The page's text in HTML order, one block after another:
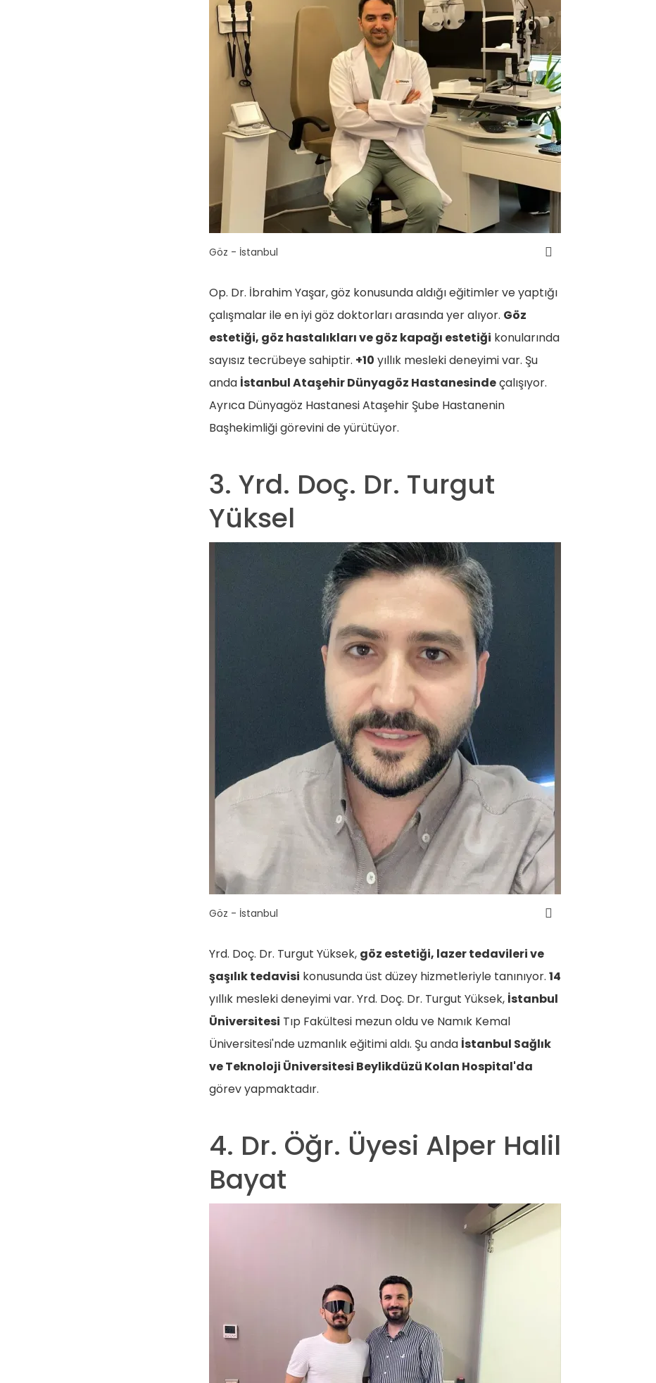
Göz - İstanbul
Op. Dr. İbrahim Yaşar, göz konusunda aldığı eğitimler ve yaptığı
çalışmalar ile en iyi göz doktorları arasında yer alıyor. Göz
estetiği, göz hastalıkları ve göz kapağı estetiği konularında
sayısız tecrübeye sahiptir. +10 yıllık mesleki deneyimi var. Şu
anda İstanbul Ataşehir Dünyagöz Hastanesindeçalışıyor.
Ayrıca Dünyagöz Hastanesi Ataşehir Şube Hastanenin
Başhekimliği görevini de yürütüyor.
3. Yrd. Doç. Dr. Turgut
Yüksel
Göz - İstanbul
Yrd. Doç. Dr. Turgut Yüksek, göz estetiği, lazer tedavileri ve
şaşılık tedavisi konusunda üst düzey hizmetleriyle tanınıyor. 14
yıllık mesleki deneyimi var. Yrd. Doç. Dr. Turgut Yüksek, İstanbul
Üniversitesi Tıp Fakültesi mezun oldu ve Namık Kemal
Üniversitesi'nde uzmanlık eğitimi aldı. Şu anda İstanbul Sağlık
ve Teknoloji Üniversitesi Beylikdüzü Kolan Hospital'da
görev yapmaktadır.
4. Dr. Öğr. Üyesi Alper Halil
Bayat